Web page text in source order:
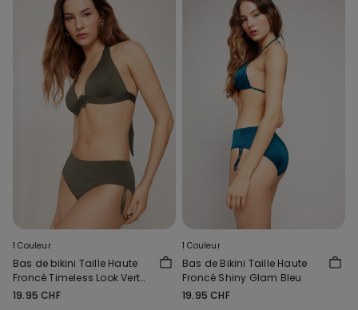
1 Couleur
Bas de bikini Taille Haute
Froncé Timeless Look Vert
Camouflage
19.95 CHF
1 Couleur
Bas de Bikini Taille Haute
Froncé Shiny Glam Bleu
19.95 CHF